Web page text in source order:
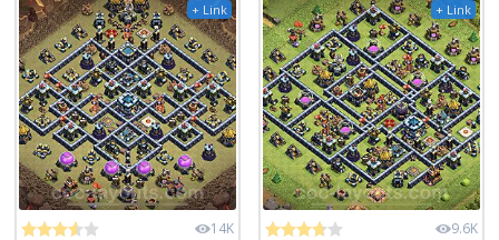
+ Link
14K
+ Link
9.6K